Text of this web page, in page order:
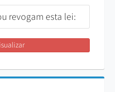
revogam esta lei: